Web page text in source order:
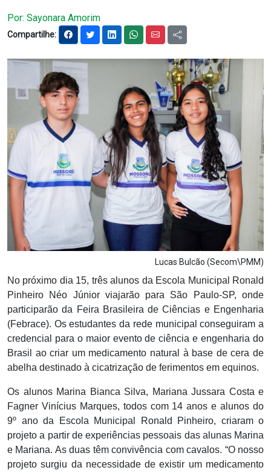
Carta de Serviço
Por: Sayonara Amorim
Compartilhe:
Lucas Bulcão (Secom\PMM)
No próximo dia 15, três alunos da Escola Municipal Ronald
Pinheiro Néo Júnior viajarão para São Paulo-SP, onde
participarão da Feira Brasileira de Ciências e Engenharia
(Febrace). Os estudantes da rede municipal conseguiram a
credencial para o maior evento de ciência e engenharia do
Brasil ao criar um medicamento natural à base de cera de
abelha destinado à cicatrização de ferimentos em equinos.
Os alunos Marina Bianca Silva, Mariana Jussara Costa e
Fagner Vinícius Marques, todos com 14 anos e alunos do
9º ano da Escola Municipal Ronald Pinheiro, criaram o
projeto a partir de experiências pessoais das alunas Marina
e Mariana. As duas têm convivência com cavalos. “O nosso
projeto surgiu da necessidade de existir um medicamento